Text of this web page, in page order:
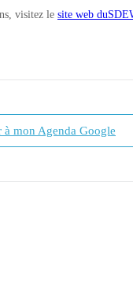
visitez le site web
à mon Agenda Google